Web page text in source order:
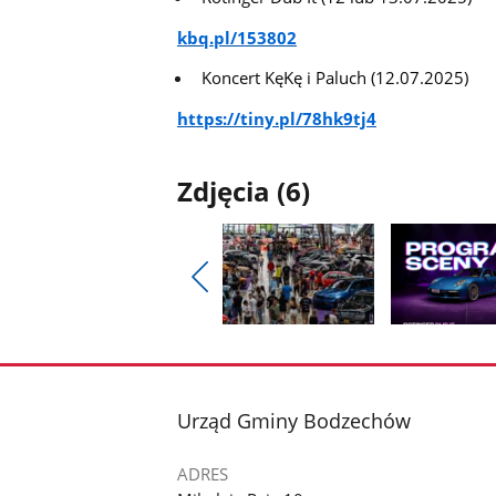
kbq.pl/153802
Koncert KęKę i Paluch (12.07.2025)
https://tiny.pl/78hk9tj4
Zdjęcia (6)
Pokaż
poprzednie
zdjęcie
galerii.
zdjęcie
galerii.
stopka
Urząd Gminy Bodzechów
ADRES